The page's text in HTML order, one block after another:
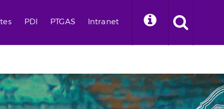
PDI PTGAS Intranet